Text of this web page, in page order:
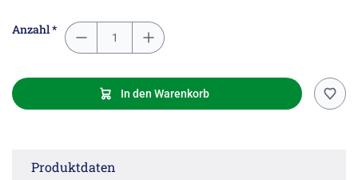
Anzahl *
In den Warenkorb
Produktdaten